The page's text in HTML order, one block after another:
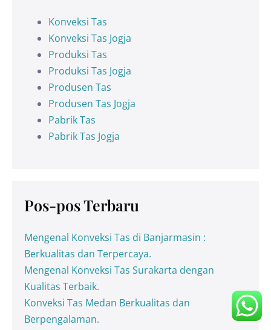
Konveksi Tas
Konveksi Tas Jogja
Produksi Tas
Produksi Tas Jogja
Produsen Tas
Produsen Tas Jogja
Pabrik Tas
Pabrik Tas Jogja
Pos-pos Terbaru
Mengenal Konveksi Tas di Banjarmasin :
Berkualitas dan Terpercaya.
Mengenal Konveksi Tas Surakarta dengan
Kualitas Terbaik.
Konveksi Tas Medan Berkualitas dan
Berpengalaman.